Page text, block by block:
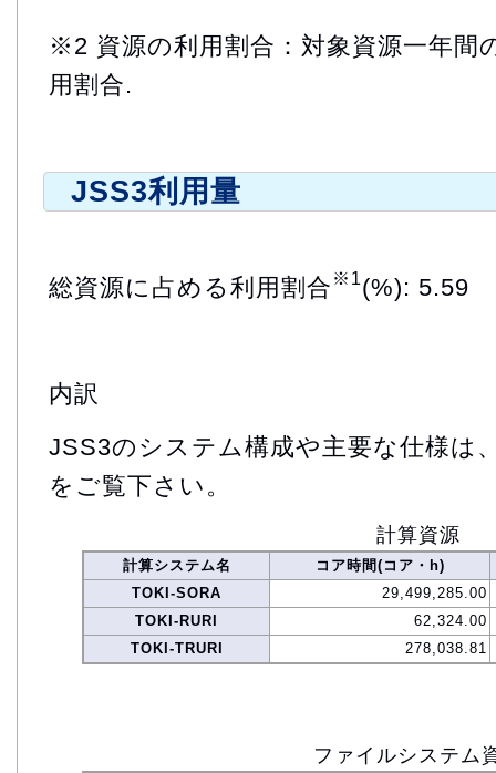
※2 資源の利用割合：対象資源一年間
用割合.
JSS3利用量
総資源に占める利用割合 ※1(%): 5.59
内訳
JSS3のシステム構成や主要な仕様は
をご覧下さい。
計算資源
計算システム名
コア時間(コア・h)
TOKI-SORA
29,499,285.00
TOKI-RURI
62,324.00
TOKI-TRURI
278,038.81
ファイルシステム